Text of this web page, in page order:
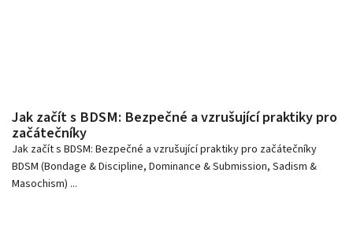
Jak začít s BDSM: Bezpečné a vzrušující praktiky pro
začátečníky
Jak začít s BDSM: Bezpečné a vzrušující praktiky pro začátečníky
BDSM (Bondage & Discipline, Dominance & Submission, Sadism &
Masochism) ...